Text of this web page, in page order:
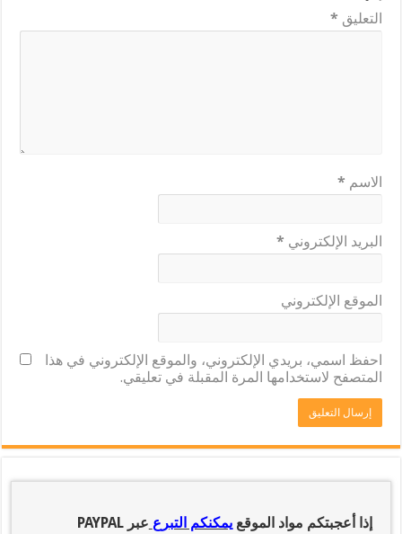
التعليق *
الاسم *
البريد الإلكتروني *
الموقع الإلكتروني
احفظ اسمي، بريدي الإلكتروني، والموقع الإلكتروني في هذا
المتصفح لاستخدامها المرة المقبلة في تعليقي.
إذا أعجبتكم مواد الموقع يمكنكم التبرع عبر PAYPAL